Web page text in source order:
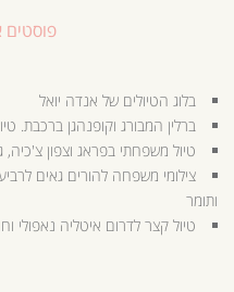
פוסטים
בלוג הטיולים של אנדה יואל
ברלין המבורג וקופנהגן ברכבת.
טיול משפחתי בפראג וצפון צ'כיה,
צילומי משפחה להורים גאים
ותומר
טיול קצר לדרום איטליה נאפולי